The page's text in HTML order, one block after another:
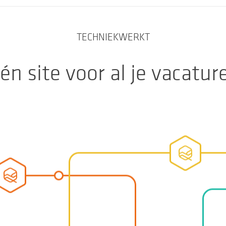
TECHNIEKWERKT
site voor al je